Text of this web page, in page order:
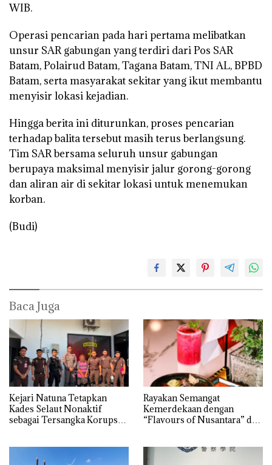
WIB.
Operasi pencarian pada hari pertama melibatkan
unsur SAR gabungan yang terdiri dari Pos SAR
Batam, Polairud Batam, Tagana Batam, TNI AL, BPBD
Batam, serta masyarakat sekitar yang ikut membantu
menyisir lokasi kejadian.
Hingga berita ini diturunkan, proses pencarian
terhadap balita tersebut masih terus berlangsung.
Tim SAR bersama seluruh unsur gabungan
berupaya maksimal menyisir jalur gorong-gorong
dan aliran air di sekitar lokasi untuk menemukan
korban.
(Budi)
Baca Juga
Kejari Natuna Tetapkan
Kades Selaut Nonaktif
sebagai Tersangka Korupsi
Rayakan Semangat
Kemerdekaan dengan
“Flavours of Nusantara” di